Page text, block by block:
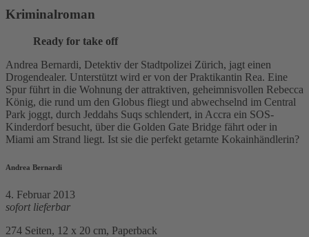
Kriminalroman
Ready for take off
Andrea Bernardi, Detektiv der Stadtpolizei Zürich, jagt einen
Drogendealer. Unterstützt wird er von der Praktikantin Rea. Eine
Spur führt in die Wohnung der attraktiven, geheimnisvollen Rebecca
König, die rund um den Globus fliegt und abwechselnd im Central
Park joggt, durch Jeddahs Suqs schlendert, in Accra ein SOS-
Kinderdorf besucht, über die Golden Gate Bridge fährt oder in
Miami am Strand liegt. Ist sie die perfekt getarnte Kokainhändlerin?
Andrea Bernardi
4. Februar 2013
sofort lieferbar
274 Seiten, 12 x 20 cm, Paperback